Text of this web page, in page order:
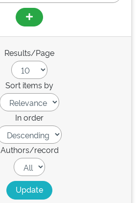
Results/Page
Sort items by
In order
Authors/record